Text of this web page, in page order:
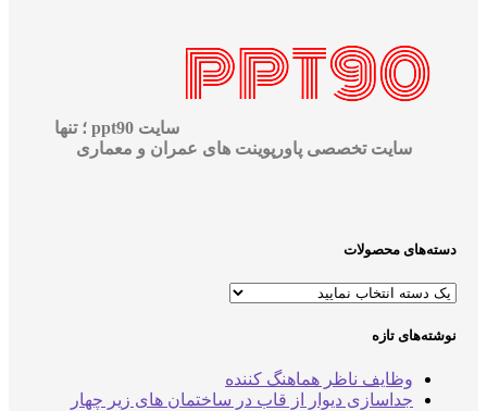
سایت ppt90 ؛ تنها
سایت تخصصی پاورپوینت های عمران و معماری
محصولات
تازه
وظایف ناظر هماهنگ کننده
جداسازی دیوار از قاب در ساختمان های زیر چهار